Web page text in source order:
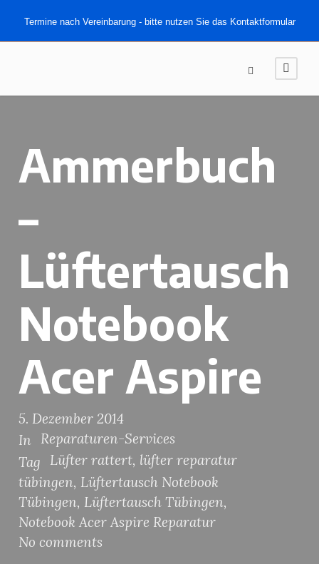
Termine nach Vereinbarung - bitte nutzen Sie das Kontaktformular
Ammerbuch
–
Lüftertausch
Notebook
Acer Aspire
5. Dezember 2014
In
Reparaturen-Services
Tag
Lüfter rattert, lüfter reparatur
tübingen, Lüftertausch Notebook
Tübingen, Lüftertausch Tübingen,
Notebook Acer Aspire Reparatur
No comments